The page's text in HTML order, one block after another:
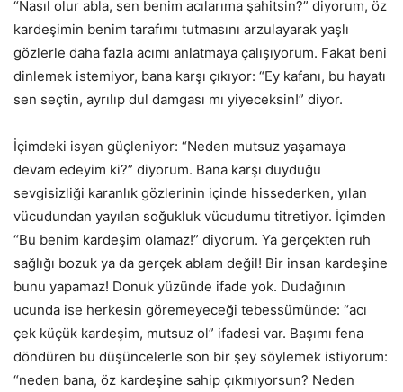
“Nasıl olur abla, sen benim acılarıma şahitsin?” diyorum, öz
kardeşimin benim tarafımı tutmasını arzulayarak yaşlı
gözlerle daha fazla acımı anlatmaya çalışıyorum. Fakat beni
dinlemek istemiyor, bana karşı çıkıyor: “Ey kafanı, bu hayatı
sen seçtin, ayrılıp dul damgası mı yiyeceksin!” diyor.
İçimdeki isyan güçleniyor: “Neden mutsuz yaşamaya
devam edeyim ki?” diyorum. Bana karşı duyduğu
sevgisizliği karanlık gözlerinin içinde hissederken, yılan
vücudundan yayılan soğukluk vücudumu titretiyor. İçimden
“Bu benim kardeşim olamaz!” diyorum. Ya gerçekten ruh
sağlığı bozuk ya da gerçek ablam değil! Bir insan kardeşine
bunu yapamaz! Donuk yüzünde ifade yok. Dudağının
ucunda ise herkesin göremeyeceği tebessümünde: “acı
çek küçük kardeşim, mutsuz ol” ifadesi var. Başımı fena
döndüren bu düşüncelerle son bir şey söylemek istiyorum:
“neden bana, öz kardeşine sahip çıkmıyorsun? Neden